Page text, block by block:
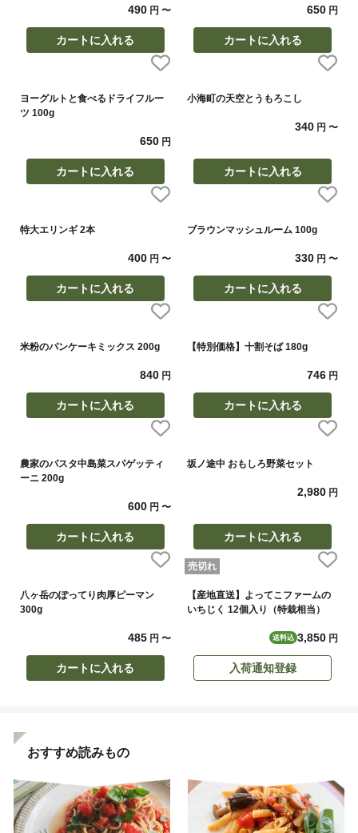
490円 〜
カートに入れる
650 円
カートに入れる
ヨーグルトと食べるドライフルー
ツ 100g
650円
カートに入れる
小海町の天空とうもろこし
340 円〜
カートに入れる
特大エリンギ 2本
400円 〜
カートに入れる
ブラウンマッシュルーム 100g
330 円〜
カートに入れる
米粉のパンケーキミックス 200g
840円
カートに入れる
【特別価格】十割そば 180g
746 円
カートに入れる
農家のパスタ中島菜スパゲッティ
ーニ 200g
600円 〜
カートに入れる
坂ノ途中 おもしろ野菜セット
2,980 円
カートに入れる
八ヶ岳のぽってり肉厚ピーマン
300g
485円 〜
カートに入れる
売切れ
【産地直送】よってこファームの
いちじく 12個入り（特栽相当）
送料込 3,850 円
入荷通知登録
おすすめ読みもの